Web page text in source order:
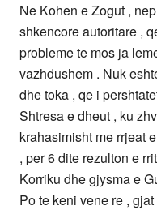
Ne Kohen e Zogut ,
shkencore autoritare ,
probleme te mos ja
vazhdushem . Nuk
dhe toka , qe i
Shtresa e dheut , ku
krahasimisht me rrjeat
, per 6 dite rezulton e
Korriku dhe gjysma e
Po te keni vene re ,